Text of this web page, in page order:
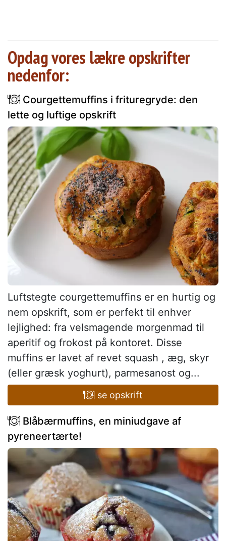
Opdag vores lækre opskrifter
nedenfor:
Courgettemuffins i frituregryde: den
lette og luftige opskrift
Luftstegte courgettemuffins er en hurtig og
nem opskrift, som er perfekt til enhver
lejlighed: fra velsmagende morgenmad til
aperitif og frokost på kontoret. Disse
muffins er lavet af revet squash , æg, skyr
(eller græsk yoghurt), parmesanost og...
se opskrift
Blåbærmuffins, en miniudgave af
pyreneertærte!